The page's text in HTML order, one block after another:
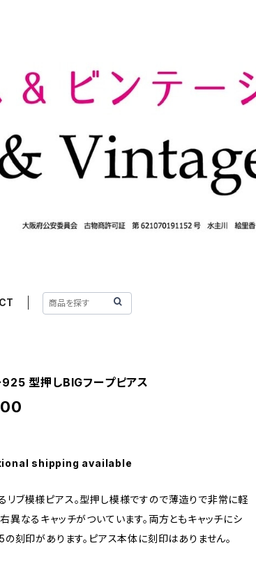
型押しBIGフープピアス
shipping available
リブ模様ピアス。型押し模様ですので薄造りで非常に軽
右異なるキャッチがついています。両方ともキャッチにシ
刻印があります。ピアス本体に刻印はありません。